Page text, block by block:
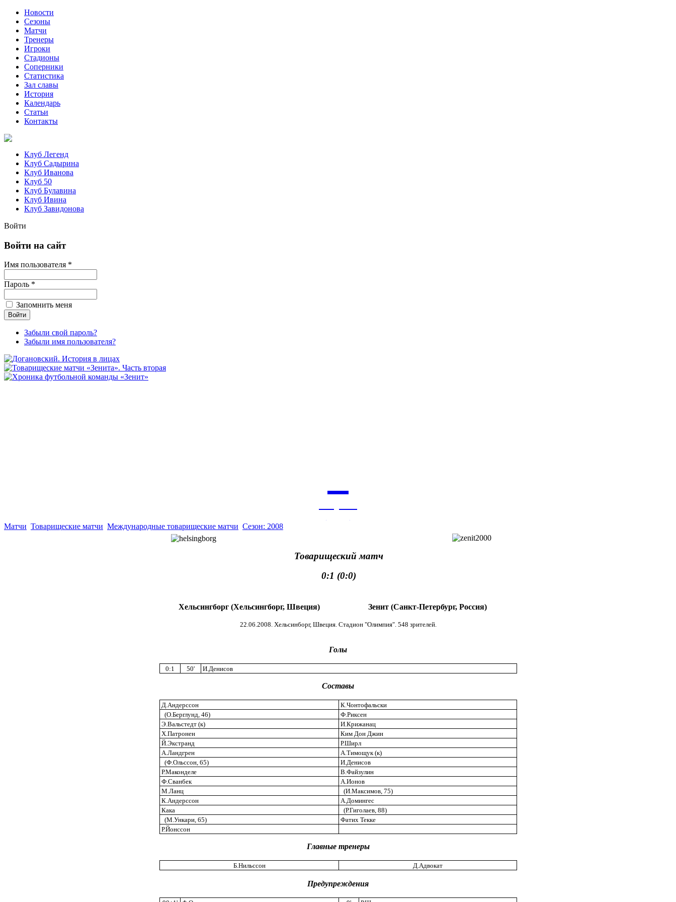
Новости
Сезоны
Матчи
Тренеры
Игроки
Стадионы
Соперники
Статистика
Зал славы
История
Календарь
Статьи
Контакты
Клуб Легенд
Клуб Садырина
Клуб Иванова
Клуб 50
Клуб Булавина
Клуб Ивина
Клуб Завидонова
Войти
Войти на сайт
Имя пользователя *
Пароль *
Запомнить меня
Забыли свой пароль?
Забыли имя пользователя?
Матчи Товарищеские матчи Международные товарищеские матчи Сезон: 2008
Товарищеский матч
0:1 (0:0)
Хельсингборг (Хельсингборг, Швеция) Зенит (Санкт-Петербург, Россия)
22.06.2008. Хельсинборг, Швеция. Стадион "Олимпия". 548 зрителей.
Голы
0:1 50' И.Денисов
Составы
Д.Андерссон
К.Чонтофальски
(О.Берглунд, 46)
Ф.Риксен
Э.Вальстедт (к)
И.Крижанац
Х.Патронен
Ким Дон Джин
Й.Экстранд
Р.Ширл
А.Ландгрен
А.Тимощук (к)
(Ф.Ольссон, 65)
И.Денисов
Р.Маконделе
В.Файзулин
Ф.Сванбек
А.Ионов
М.Ланц
(И.Максимов, 75)
К.Андерссон
А.Домингес
Кака
(Р.Гиголаев, 88)
(М.Ункари, 65)
Фатих Текке
Р.Йонссон
Главные тренеры
Б.Нильссон Д.Адвокат
Предупреждения